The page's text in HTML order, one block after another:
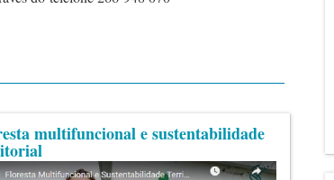
multifuncional e sustentabilidade